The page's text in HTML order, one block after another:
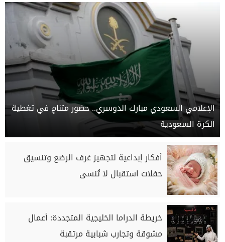
الإعلامي السعودي مبارك الدوسري.. حضور متنامٍ في تغطية
الكرة السعودية
أفكار إبداعية لتجهيز غرف الرضع وتنسيق
حفلات استقبال لا تُنسى
خريطة الدراما الخليجية المتجددة: أعمال
مشوقة وتجارب شبابية مرتقبة